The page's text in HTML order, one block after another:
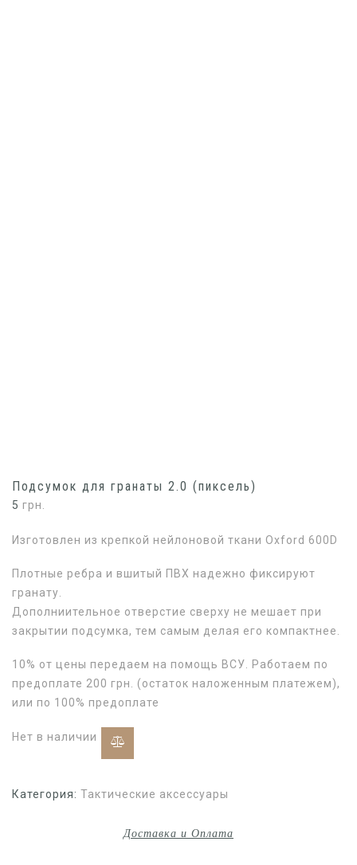
Подсумок для гранаты 2.0 (пиксель)
5 грн.
Изготовлен из крепкой нейлоновой ткани Oxford 600D
Плотные ребра и вшитый ПВХ надежно фиксируют
гранату.
Дополниительное отверстие сверху не мешает при
закрытии подсумка, тем самым делая его компактнее.
10% от цены передаем на помощь ВСУ. Работаем по
предоплате 200 грн. (остаток наложенным платежем),
или по 100% предоплате
Нет в наличии
Категория: Тактические аксессуары
Доставка и Оплата